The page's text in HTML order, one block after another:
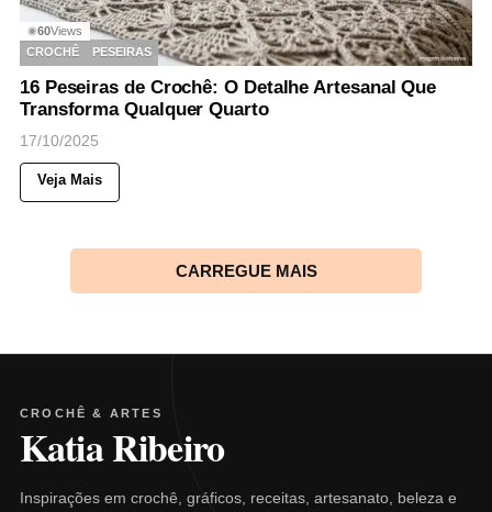
◉60Views
CROCHÊ
PESEIRAS
16 Peseiras de Crochê: O Detalhe Artesanal Que
Transforma Qualquer Quarto
17/10/2025
Veja Mais
CARREGUE MAIS
CROCHÊ & ARTES
Katia Ribeiro
Inspirações em crochê, gráficos, receitas, artesanato, beleza e